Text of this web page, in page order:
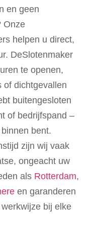
en geen
Onze
helpen u direct,
DeSlotenmaker
te openen,
of dichtgevallen
buitengesloten
of bedrijfspand –
bent.
zijn wij vaak
ongeacht uw
als Rotterdam,
en garanderen
bij elke